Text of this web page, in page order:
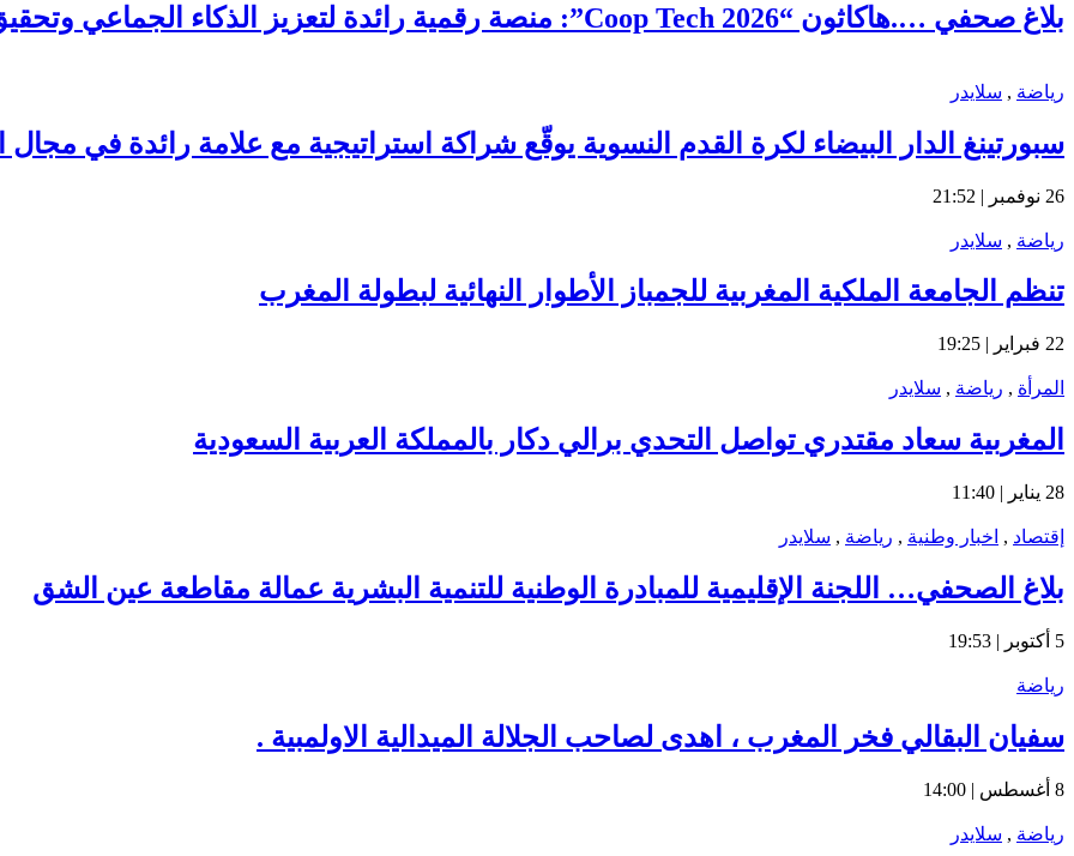
بلاغ صحفي ….هاكاثون “Coop Tech 2026”: منصة رقمية رائدة لتعزيز الذكاء الجماعي وتحقيق التنمية المحلية بمديونة
رياضة , سلايدر
سبورتينغ الدار البيضاء لكرة القدم النسوية يوقّع شراكة استراتيجية مع علامة رائدة في
26 نوفمبر | 21:52
رياضة , سلايدر
تنظم الجامعة الملكية المغربية للجمباز الأطوار النهائية لبطولة المغرب
22 فبراير | 19:25
المرأة , رياضة , سلايدر
المغربية سعاد مقتدري تواصل التحدي برالي دكار بالمملكة العربية السعودية
28 يناير | 11:40
إقتصاد , اخبار وطنية , رياضة , سلايدر
بلاغ الصحفي… اللجنة الإقليمية للمبادرة الوطنية للتنمية البشرية عمالة مقاطعة عين الشق
5 أكتوبر | 19:53
رياضة
سفيان البقالي فخر المغرب ، اهدى لصاحب الجلالة الميدالية الاولمبية .
8 أغسطس | 14:00
رياضة , سلايدر